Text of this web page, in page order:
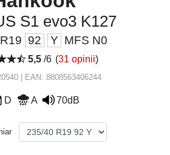
S1 evo3 K127
92 Y MFS N0
5,5/6 (31 opinii)
| EAN: 8808563406244
D A 70dB